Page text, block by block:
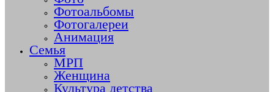
Фотоальбомы
Фотогалереи
Анимация
Семья
МРП
Женщина
Культура детства